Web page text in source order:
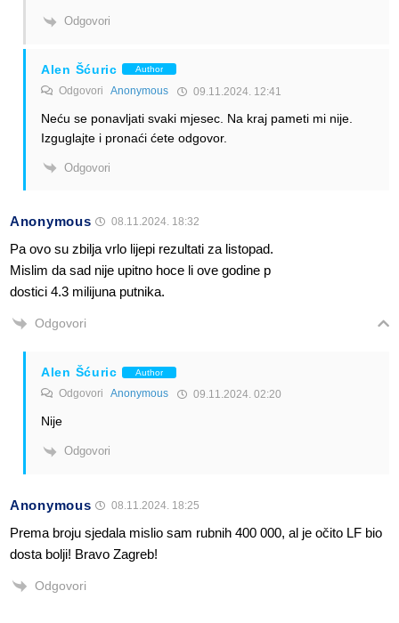
Odgovori
Alen Šćuric Author
Odgovori Anonymous 09.11.2024. 12:41
Neću se ponavljati svaki mjesec. Na kraj pameti mi nije.
Izguglajte i pronaći ćete odgovor.
Odgovori
Anonymous 08.11.2024. 18:32
Pa ovo su zbilja vrlo lijepi rezultati za listopad.
Mislim da sad nije upitno hoce li ove godine p
dostici 4.3 milijuna putnika.
Odgovori
Alen Šćuric Author
Odgovori Anonymous 09.11.2024. 02:20
Nije
Odgovori
Anonymous 08.11.2024. 18:25
Prema broju sjedala mislio sam rubnih 400 000, al je očito LF bio
dosta bolji! Bravo Zagreb!
Odgovori